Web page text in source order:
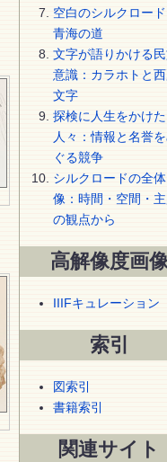
空白のシルクロード
青海の道
文字が語りかける
意識：カラホトと
文字
探検に人生をかけた
人々：情報と名誉
ぐる競争
シルクロードの全体
像：時間・空間・
の観点から
高解像度画
IIIFキュレーション
索引
図索引
書籍索引
関連サイト